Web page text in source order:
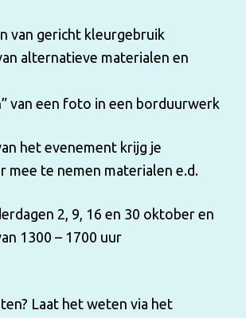
van gericht kleurgebruik
alternatieve materialen en
van een foto in een borduurwerk
het evenement krijg je
mee te nemen materialen e.d.
2, 9, 16 en 30 oktober en
1300 – 1700 uur
Laat het weten via het